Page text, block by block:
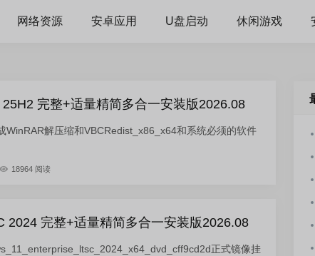
网络资源 安卓应用 U盘启动 休闲游戏
25H2 完整+适量精简多合一安装版2026.08
WinRAR解压缩和VBCRedist_x86_x64和系统必须的软件
18964 阅读
2024 完整+适量精简多合一安装版2026.08
正式镜像挂